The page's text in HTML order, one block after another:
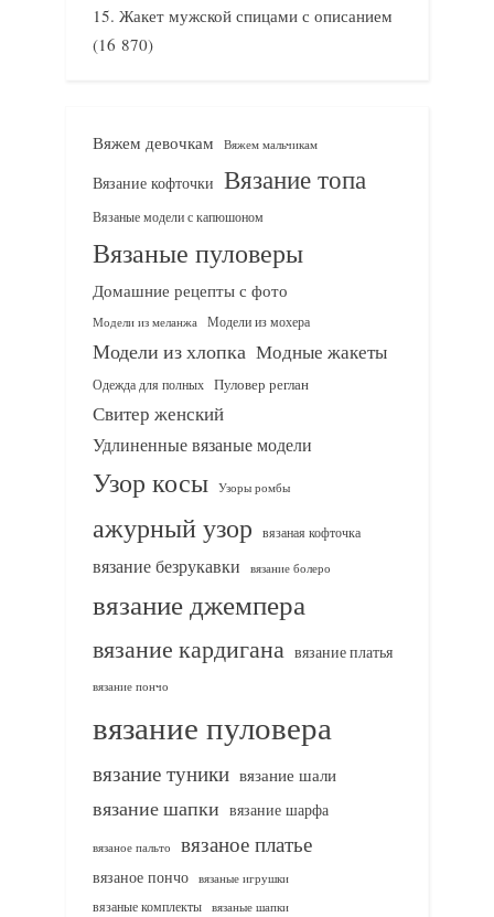
Жакет мужской спицами с описанием
(16 870)
Вяжем девочкам Вяжем мальчикам
Вязание кофточки Вязание топа
Вязаные модели с капюшоном
Вязаные пуловеры
Домашние рецепты с фото
Модели из меланжа Модели из мохера
Модели из хлопка Модные жакеты
Одежда для полных Пуловер реглан
Свитер женский
Удлиненные вязаные модели
Узор косы Узоры ромбы
ажурный узор вязаная кофточка
вязание безрукавки вязание болеро
вязание джемпера
вязание кардигана вязание платья
вязание пончо
вязание пуловера
вязание туники вязание шали
вязание шапки вязание шарфа
вязаное пальто вязаное платье
вязаное пончо вязаные игрушки
вязаные комплекты
вязаные шапки